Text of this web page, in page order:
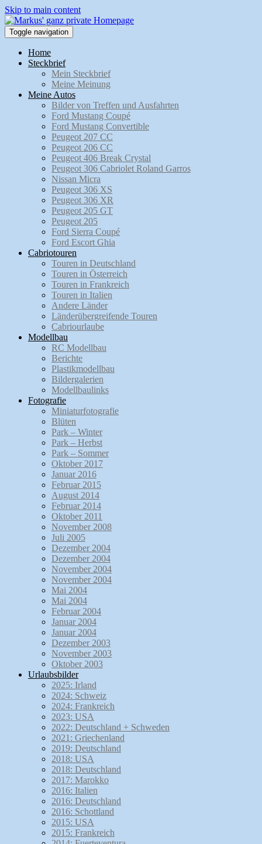
Skip to main content
Toggle navigation
Home
Steckbrief
Mein Steckbrief
Meine Meinung
Meine Autos
Bilder von Treffen und Ausfahrten
Ford Mustang Coupé
Ford Mustang Convertible
Peugeot 207 CC
Peugeot 206 CC
Peugeot 406 Break Crystal
Peugeot 306 Cabriolet Roland Garros
Nissan Micra
Peugeot 306 XS
Peugeot 306 XR
Peugeot 205 GT
Peugeot 205
Ford Sierra Coupé
Ford Escort Ghia
Cabriotouren
Touren in Deutschland
Touren in Österreich
Touren in Frankreich
Touren in Italien
Andere Länder
Länderübergreifende Touren
Cabriourlaube
Modellbau
RC Modellbau
Berichte
Plastikmodellbau
Bildergalerien
Modellbaulinks
Fotografie
Miniaturfotografie
Blüten
Park – Winter
Park – Herbst
Park – Sommer
Oktober 2017
Januar 2016
Februar 2015
August 2014
Februar 2014
Oktober 2011
November 2008
Juli 2005
Dezember 2004
Dezember 2004
November 2004
November 2004
Mai 2004
Mai 2004
Februar 2004
Januar 2004
Januar 2004
Dezember 2003
November 2003
Oktober 2003
Urlaubsbilder
2025: Irland
2024: Schweiz
2024: Frankreich
2023: USA
2022: Deutschland + Schweden
2021: Griechenland
2019: Deutschland
2018: USA
2018: Deutschland
2017: Marokko
2016: Italien
2016: Deutschland
2016: Schottland
2015: USA
2015: Frankreich